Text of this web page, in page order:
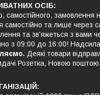
ОСІБ:
самостійного, замовлення
та лише через
та зв'яжеться з вами
з 09:00 до 16:00!
Деякі товари
Розетка, Новою